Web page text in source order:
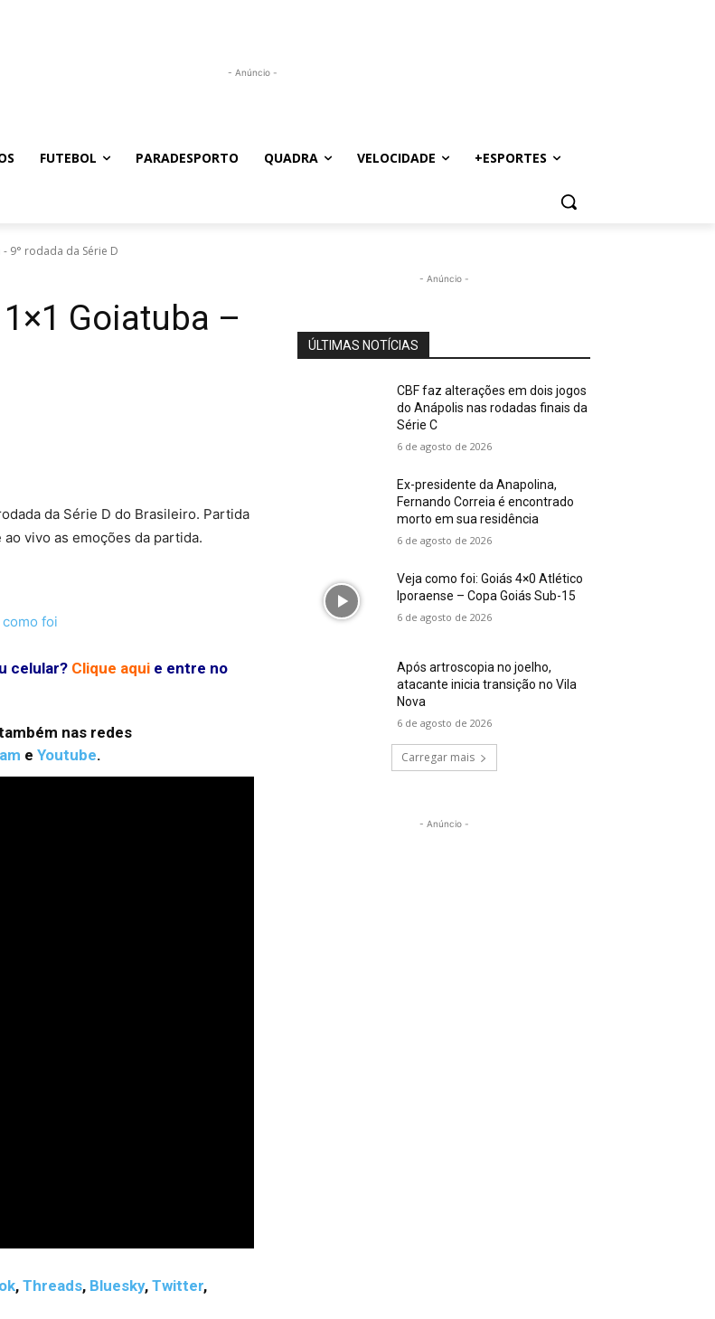
- Anúncio -
FUTEBOL PARADESPORTO QUADRA VELOCIDADE +ESPORTES
9° rodada da Série D
Goiatuba –
da Série D do Brasileiro. Partida
vivo as emoções da partida.
foi
celular? Clique aqui e entre no
nas redes
e Youtube.
, Threads, Bluesky, Twitter,
- Anúncio -
ÚLTIMAS NOTÍCIAS
CBF faz alterações em dois jogos
do Anápolis nas rodadas finais da
Série C
6 de agosto de 2026
Ex-presidente da Anapolina,
Fernando Correia é encontrado
morto em sua residência
6 de agosto de 2026
Veja como foi: Goiás 4×0 Atlético
Iporaense – Copa Goiás Sub-15
6 de agosto de 2026
Após artroscopia no joelho,
atacante inicia transição no Vila
Nova
6 de agosto de 2026
Carregar mais
- Anúncio -